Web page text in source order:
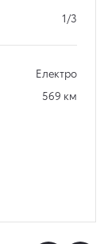
1/3
Електро
569 км